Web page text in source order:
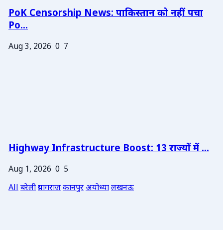
PoK Censorship News: पाकिस्तान को नहीं पचा
Po...
Aug 3, 2026 0 7
Highway Infrastructure Boost: 13 राज्यों में ...
Aug 1, 2026 0 5
Allबरेलीप्रयागराजकानपुरअयोध्यालखनऊ